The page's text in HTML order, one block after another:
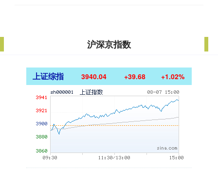
沪深京指数
上证综指 3940.04 +39.68 +1.02%